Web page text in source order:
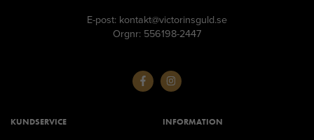
E-post: kontakt@victorinsguld.se
Orgnr: 556198-2447
KUNDSERVICE INFORMATION